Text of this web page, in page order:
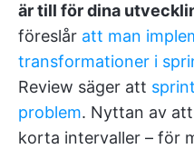
är till för dina
föreslår att man
transformationer i
Review säger att
problem. Nyttan av
korta intervaller – för